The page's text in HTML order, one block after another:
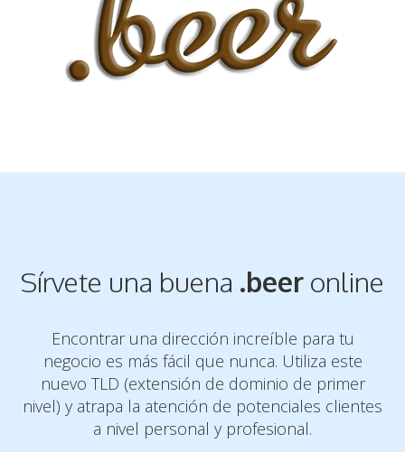
Sírvete una buena .beer online
Encontrar una dirección increíble para tu
negocio es más fácil que nunca. Utiliza este
nuevo TLD (extensión de dominio de primer
nivel) y atrapa la atención de potenciales clientes
a nivel personal y profesional.